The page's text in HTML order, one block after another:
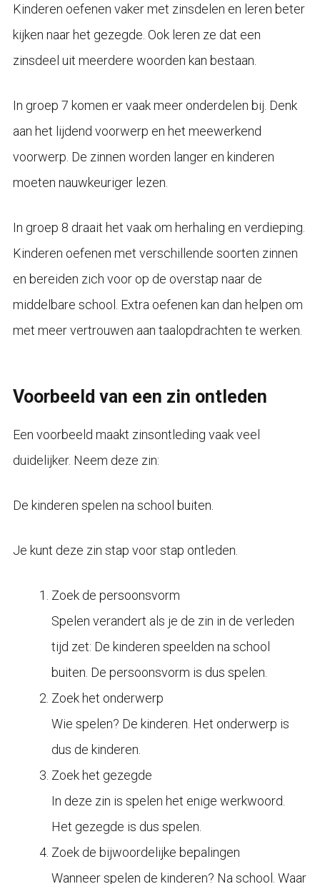
Kinderen oefenen vaker met zinsdelen en leren beter
kijken naar het gezegde. Ook leren ze dat een
zinsdeel uit meerdere woorden kan bestaan.
In groep 7 komen er vaak meer onderdelen bij. Denk
aan het lijdend voorwerp en het meewerkend
voorwerp. De zinnen worden langer en kinderen
moeten nauwkeuriger lezen.
In groep 8 draait het vaak om herhaling en verdieping.
Kinderen oefenen met verschillende soorten zinnen
en bereiden zich voor op de overstap naar de
middelbare school. Extra oefenen kan dan helpen om
met meer vertrouwen aan taalopdrachten te werken.
Voorbeeld van een zin ontleden
Een voorbeeld maakt zinsontleding vaak veel
duidelijker. Neem deze zin:
De kinderen spelen na school buiten.
Je kunt deze zin stap voor stap ontleden.
Zoek de persoonsvorm
Spelen verandert als je de zin in de verleden
tijd zet: De kinderen speelden na school
buiten. De persoonsvorm is dus spelen.
Zoek het onderwerp
Wie spelen? De kinderen. Het onderwerp is
dus de kinderen.
Zoek het gezegde
In deze zin is spelen het enige werkwoord.
Het gezegde is dus spelen.
Zoek de bijwoordelijke bepalingen
Wanneer spelen de kinderen? Na school. Waar